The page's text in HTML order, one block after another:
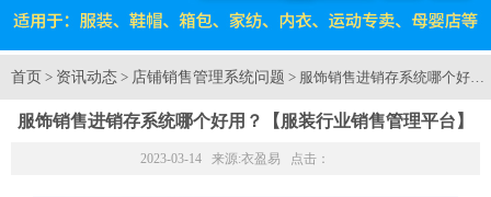
首页 > 资讯动态 > 店铺销售管理系统问题 > 服饰销售进销存系统哪个好
服饰销售进销存系统哪个好用？【服装行业销售管理平台】
2023-03-14 来源:衣盈易 点击：